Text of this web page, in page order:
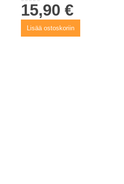
0out of 5
15,90€
Lisää ostoskoriin